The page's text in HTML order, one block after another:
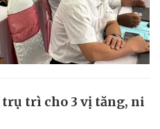
trì cho 3 vị tăng, ni